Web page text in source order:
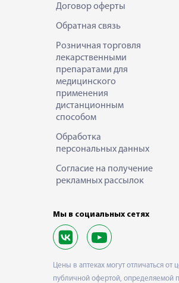
Договор оферты
Обратная связь
Розничная торговля
лекарственными
препаратами для
медицинского
применения
дистанционным
способом
Обработка
персональных данных
Согласие на получение
рекламных рассылок
Мы в социальных сетях
Цены в аптеках могут отличаться
публичной офертой, определяемой